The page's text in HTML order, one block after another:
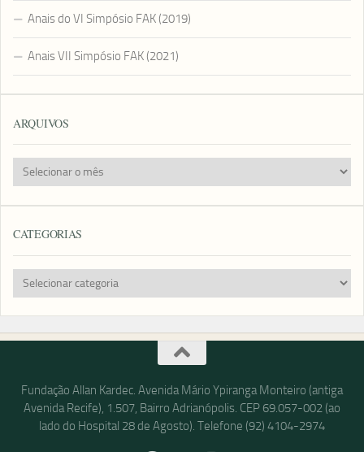
Anais do VI Simpósio FAK (2019)
Anais VII Simpósio FAK (2021)
ARQUIVOS
Arquivos
CATEGORIAS
Categorias
Fundação Allan Kardec. Avenida Mário Ypiranga Monteiro (antiga
Avenida Recife), 1.507, Bairro Adrianópolis. CEP 69.057-002 (ao
lado do Hospital 28 de Agosto). Telefone (92) 4104-2974